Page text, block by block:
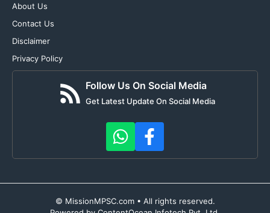
About Us
Contact Us
Disclaimer
Privacy Policy
Follow Us On Social Media
Get Latest Update On Social Media
© MissionMPSC.com • All rights reserved.